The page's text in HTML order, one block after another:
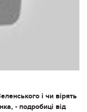
і чи вірять
- подробиці від